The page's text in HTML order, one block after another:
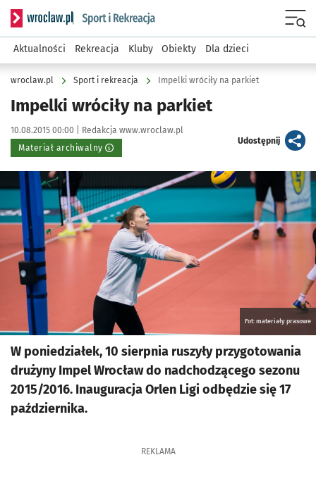
Serwis informacyjny wroclaw.pl podserwis: Sport i rekreacja
Aktualności Rekreacja Kluby Obiekty Dla dzieci
wroclaw.pl Sport i rekreacja Impelki wróciły na parkiet
Impelki wróciły na parkiet
Data publikacji:
10.08.2015 00:00 | Autor:
Redakcja www.wroclaw.pl
Materiał archiwalny
Udostępnijartykuł
Kliknij, aby powiększyć
Fot: materiały prasowe
W poniedziałek, 10 sierpnia ruszyły przygotowania
drużyny Impel Wrocław do nadchodzącego sezonu
2015/2016. Inauguracja Orlen Ligi odbędzie się 17
października.
REKLAMA